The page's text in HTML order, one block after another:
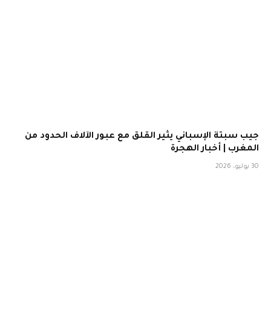
جيب سبتة الإسباني يثير القلق مع عبور الآلاف الحدود من
المغرب | أخبار الهجرة
30 يوليو، 2026